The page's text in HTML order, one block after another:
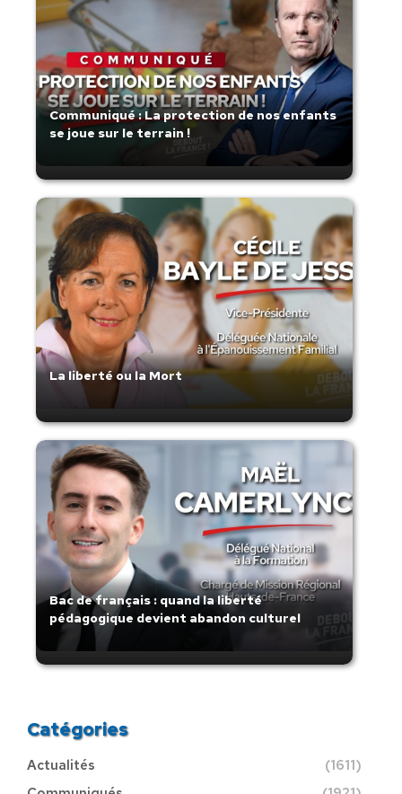
Communiqué : La protection de nos enfants
se joue sur le terrain !
La liberté ou la Mort
Bac de français : quand la liberté
pédagogique devient abandon culturel
Catégories
Actualités
(1611)